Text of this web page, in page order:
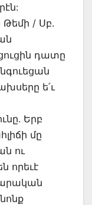
Թեմի / Սբ.
դատը
ե՛ւ
Երբ
մը
ու
որեւէ